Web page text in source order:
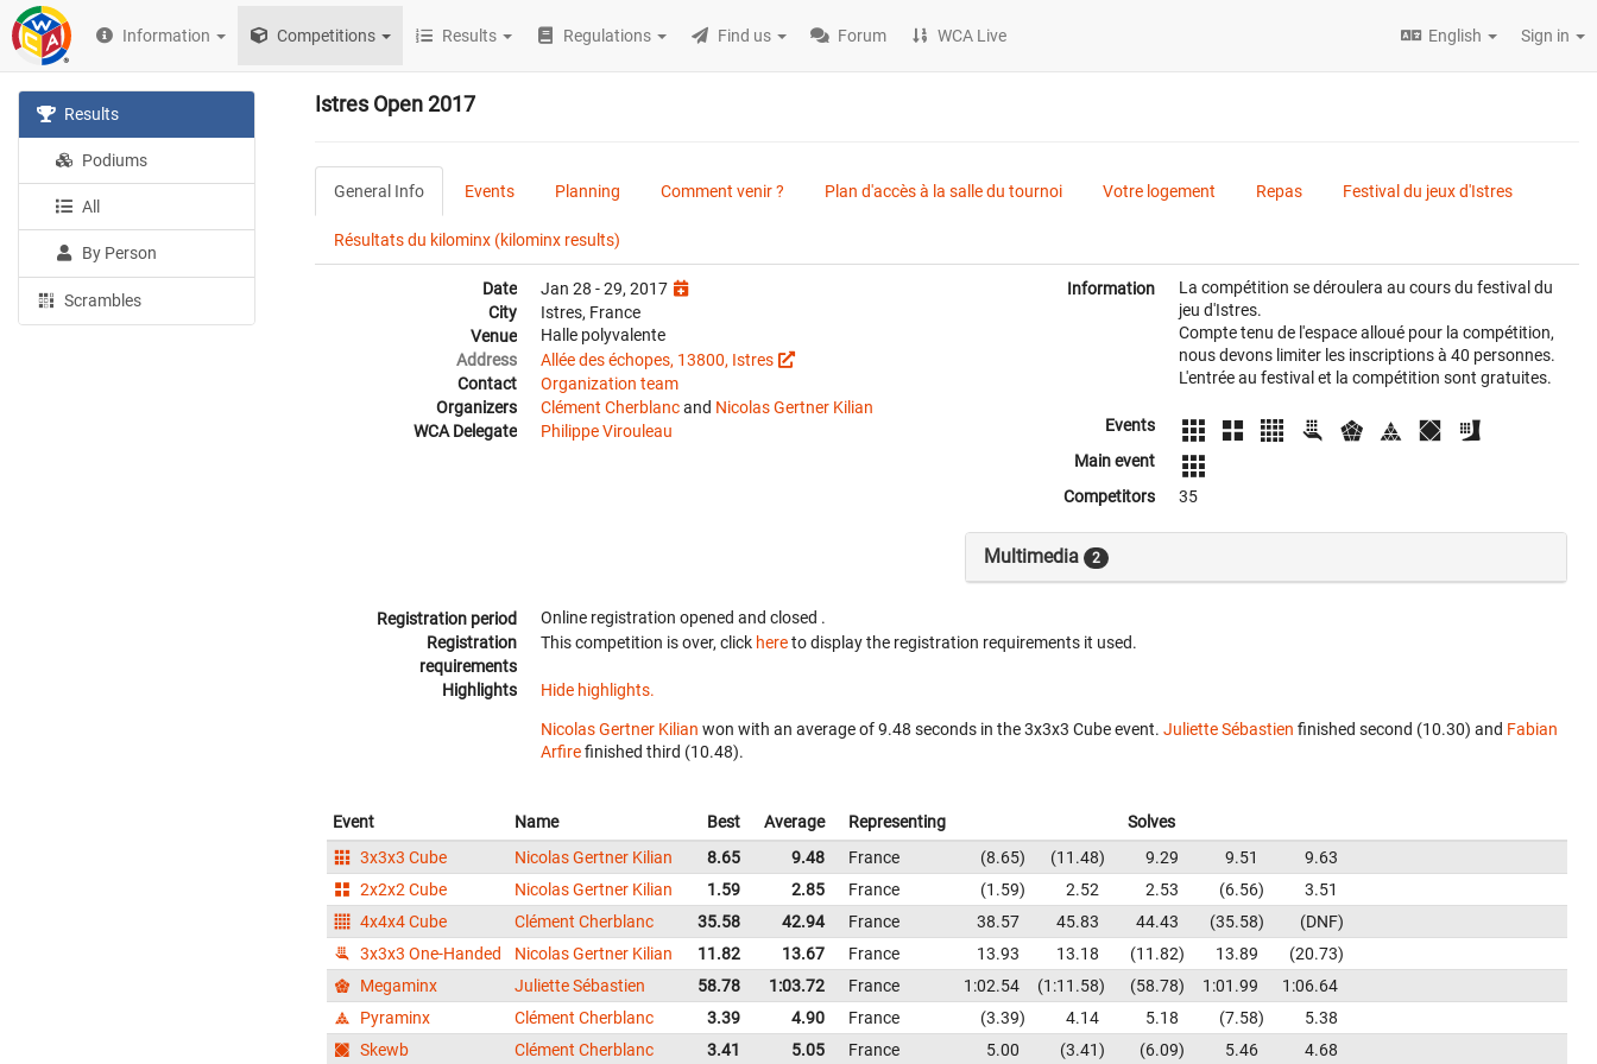
Information Competitions Results Regulations Find us Forum WCA Live English Sign in
Results
Podiums
All
By Person
Scrambles
Istres Open 2017
General Info Events Planning Comment venir ? Plan d'accès à la salle du tournoi Votre logement Repas Festival du jeux d'Istres
Résultats du kilominx (kilominx results)
Date
Jan 28 - 29, 2017
City
Istres, France
Venue
Halle polyvalente
Address
Allée des échopes, 13800, Istres
Contact
Organization team
Organizers
Clément Cherblancand Nicolas Gertner Kilian
WCA Delegate
Philippe Virouleau
Information
La compétition se déroulera au cours du festival du
jeu d'Istres.
Compte tenu de l'espace alloué pour la compétition,
nous devons limiter les inscriptions à 40 personnes.
L'entrée au festival et la compétition sont gratuites.
Events
Main event
Competitors
35
Multimedia 2
Registration period Online registration opened and closed .
Registration
requirements
This competition is over, click hereto display the registration requirements it used.
Highlights Hide highlights.
Nicolas Gertner Kilian won with an average of 9.48 seconds in the 3x3x3 Cube event. Juliette Sébastien finished second (10.30) and Fabian
Arfirefinished third (10.48).
Event Name Best Average Representing
Solves
3x3x3 Cube
Nicolas Gertner Kilian 8.65 9.48 France 8.65 11.48 9.29 9.51
9.63
2x2x2 Cube
Nicolas Gertner Kilian 1.59 2.85 France 1.59 2.52 2.53 6.56
3.51
4x4x4 Cube
Clément Cherblanc 35.58 42.94 France 38.57 45.83 44.43 35.58
DNF
3x3x3 One-Handed
Nicolas Gertner Kilian 11.82 13.67 France 13.93 13.18 11.82 13.89
20.73
Megaminx
Juliette Sébastien 58.78 1:03.72 France 1:02.54 1:11.58 58.78 1:01.99
1:06.64
Pyraminx
Clément Cherblanc 3.39 4.90 France 3.39 4.14 5.18 7.58
5.38
Skewb
Clément Cherblanc 3.41 5.05 France 5.00 3.41 6.09 5.46 4.68